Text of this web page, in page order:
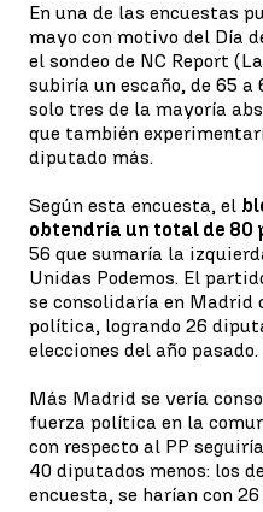
En una de las encuestas
mayo con motivo del Día
el sondeo de NC Report
subiría un escaño, de 65 a
solo tres de la mayoría
que también
diputado más.
Según esta encuesta, el
obtendría un total de
56 que sumaría la
Unidas Podemos. El
se consolidaría en Madrid
política, logrando 26
elecciones del año pasado.
Más Madrid se vería
fuerza política en la
con respecto al PP
40 diputados menos: los
encuesta, se harían con